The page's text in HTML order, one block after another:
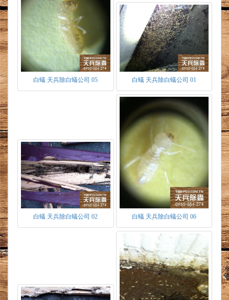
白蟻的階級組織：
白蟻是具有組織及階級系統的群體以台灣家
白蟻為例，可分為生殖型及非生殖型兩種。
生殖型：
有翅繁殖蟻：具有等長的四翅，飛翔力不強
具趨光性。當白蟻族群第一次產出有翅繁殖蟻
時，表示此群體已進入成熟期。當環境條件適宜
時，群體分飛出巢，準備交配所以又稱為分飛
蟻。當在空中飛舞一段時間，便會自行斷翅，雄
追雌尾端為追尾現象，並開始於隱密處產生新族
蟻王和蟻后：當有翅繁殖蟻，雌雄交配後開
始繁延後代時，便成為該族群原始之蟻王、蟻
后，色深體硬，具發達之單複眼及殘存的翅鱗，
白蟻 天兵除白蟻公司 05 白蟻 天兵除白蟻公司 01
白蟻 天兵除白蟻公司 02 白蟻 天兵除白蟻公司 06